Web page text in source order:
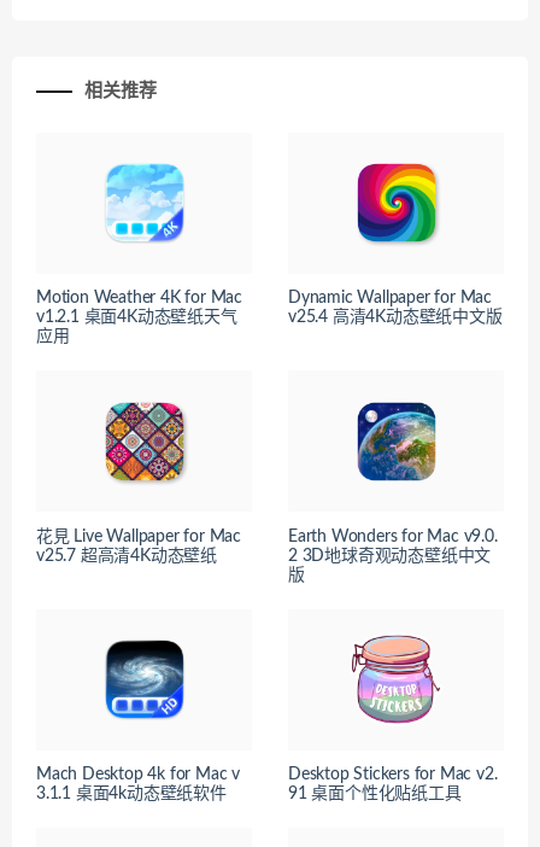
相关推荐
Motion Weather 4K for Mac
v1.2.1 桌面4K动态壁纸天气
应用
Dynamic Wallpaper for Mac
v25.4 高清4K动态壁纸中文版
花見 Live Wallpaper for Mac
v25.7 超高清4K动态壁纸
Earth Wonders for Mac v9.0.
2 3D地球奇观动态壁纸中文
版
Mach Desktop 4k for Mac v
3.1.1 桌面4k动态壁纸软件
Desktop Stickers for Mac v2.
91 桌面个性化贴纸工具